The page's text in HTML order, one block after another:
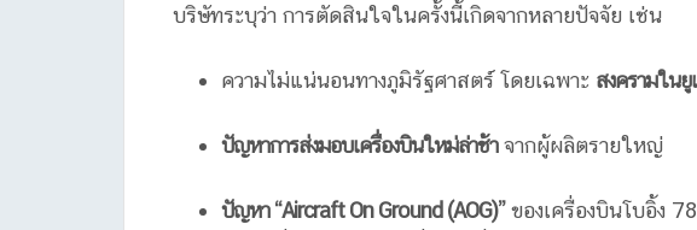
บริษัทระบุว่า การตัดสินใจในครั้งนี้เกิดจากหลายปัจจัย เช่น
ความไม่แน่นอนทางภูมิรัฐศาสตร์ โดยเฉพาะ สงครามในยู
ปัญหาการส่งมอบเครื่องบินใหม่ล่าช้าจากผู้ผลิตรายใหญ่
ปัญหา “Aircraft On Ground (AOG)”ของเครื่องบินโบอิ้ง